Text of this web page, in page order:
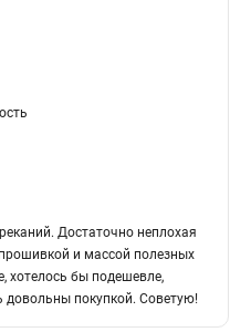
Достаточно неплохая
и массой полезных
хотелось бы подешевле,
довольны покупкой. Советую!